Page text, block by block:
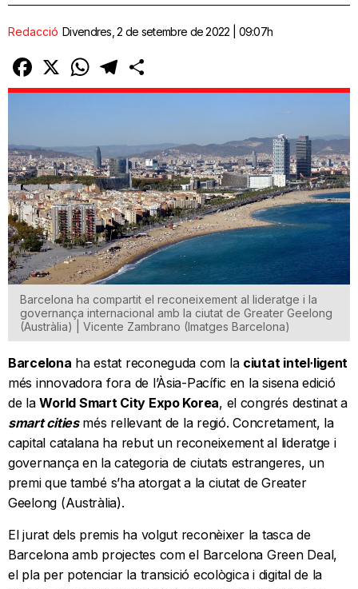
Redacció Divendres, 2 de setembre de 2022 | 09:07h
Facebook
X WhatsAppTelegram
Barcelona ha compartit el reconeixement al lideratge i la
governança internacional amb la ciutat de Greater Geelong
(Austràlia) | Vicente Zambrano (Imatges Barcelona)
Barcelona ha estat reconeguda com la ciutat intel·ligent
més innovadora fora de l’Àsia-Pacífic en la sisena edició
de laWorld Smart City Expo Korea, el congrés destinat a
smart citiesmés rellevant de la regió. Concretament, la
capital catalana ha rebut un reconeixement al lideratge i
governança en la categoria de ciutats estrangeres, un
premi que també s’ha atorgat a la ciutat de Greater
Geelong (Austràlia).
El jurat dels premis ha volgut reconèixer la tasca de
Barcelona amb projectes com el Barcelona Green Deal,
el pla per potenciar la transició ecològica i digital de la